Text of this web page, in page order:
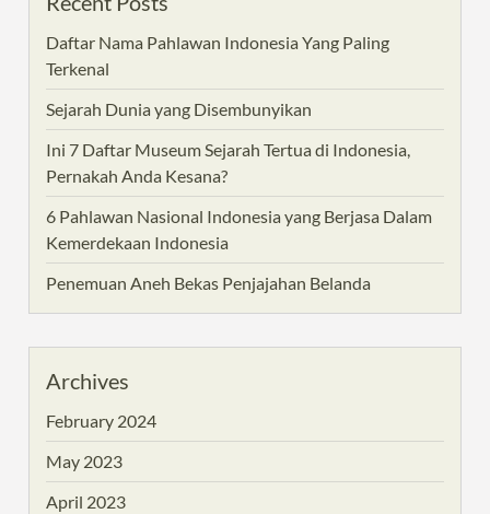
Daftar Nama Pahlawan Indonesia Yang Paling
Terkenal
Sejarah Dunia yang Disembunyikan
Ini 7 Daftar Museum Sejarah Tertua di Indonesia,
Pernakah Anda Kesana?
6 Pahlawan Nasional Indonesia yang Berjasa Dalam
Kemerdekaan Indonesia
Penemuan Aneh Bekas Penjajahan Belanda
Archives
February 2024
May 2023
April 2023